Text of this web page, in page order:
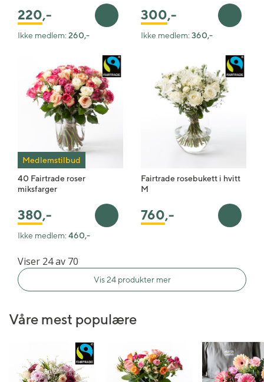
220,- Legg i handlekurv
Ikke medlem: 260,-
300,- Legg i
Ikke medlem: 360,-
Medlemstilbud
40 Fairtrade roser
miksfarger
380,- Legg i handlekurv
Ikke medlem: 460,-
Fairtrade rosebukett i hvitt
M
760,- Legg i
Viser 24 av 70
Vis 24 produkter mer
Våre mest populære